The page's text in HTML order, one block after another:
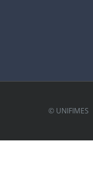
© UNIFIMES